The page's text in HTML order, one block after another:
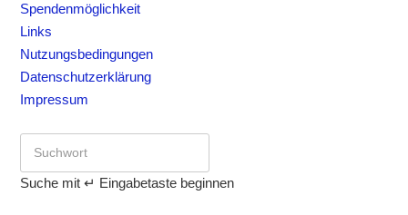
Spendenmöglichkeit
Links
Nutzungsbedingungen
Datenschutzerklärung
Impressum
Suche mit ↵ Eingabetaste beginnen